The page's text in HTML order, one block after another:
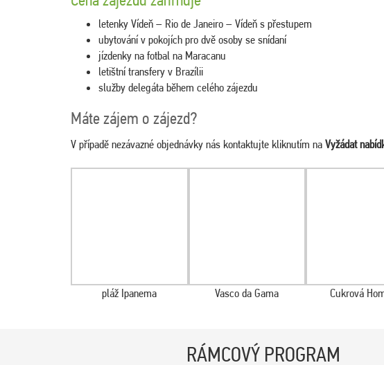
letenky Vídeň – Rio de Janeiro – Vídeň s přestupem
ubytování v pokojích pro dvě osoby se snídaní
jízdenky na fotbal na Maracanu
letištní transfery v Brazílii
služby delegáta během celého zájezdu
Máte zájem o zájezd?
V případě nezávazné objednávky nás kontaktujte kliknutím na Vyžádat
pláž Ipanema Vasco da Gama Cukrová
RÁMCOVÝ PROGRAM